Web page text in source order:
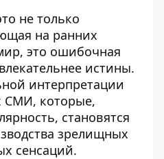
не только
на ранних
это ошибочная
истины.
интерпретации
СМИ, которые,
становятся
зрелищных
сенсаций.